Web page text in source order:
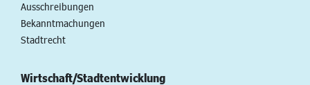
Ausschreibungen
Bekanntmachungen
Stadtrecht
Wirtschaft/Stadtentwicklung